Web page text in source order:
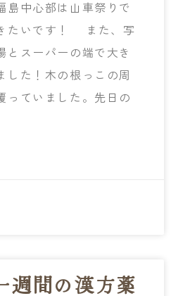
中心部は山車祭りで
たいです！ また、写
とスーパーの端で大き
した！木の根っこの周
っていました。先日の
週間の漢方薬